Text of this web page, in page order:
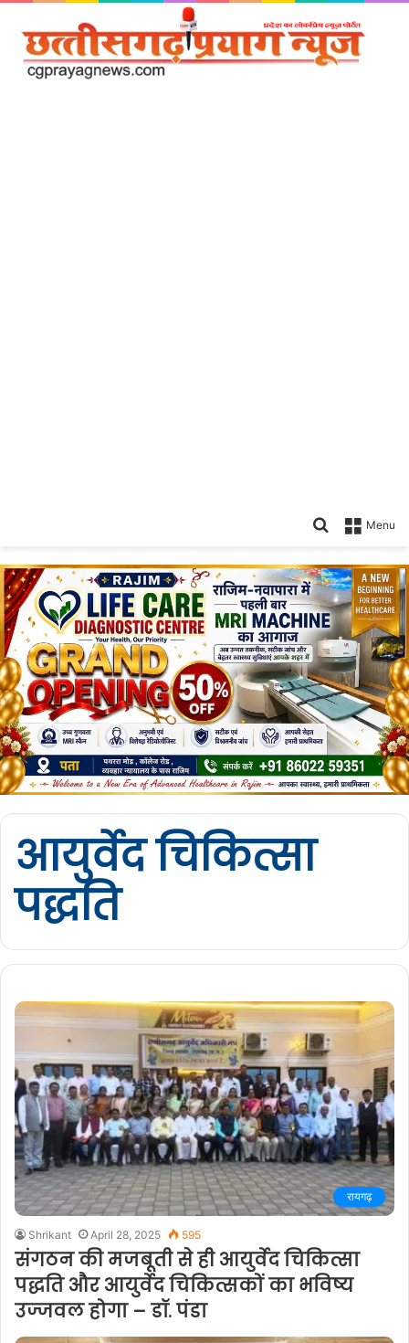
Menu
Search
आयुर्वेद चिकित्सा
पद्धति
रायगढ़
Shrikant April 28, 2025 595
संगठन की मजबूती से ही आयुर्वेद चिकित्सा
पद्धति और आयुर्वेद चिकित्सकों का भविष्य
उज्जवल होगा – डॉ. पंडा